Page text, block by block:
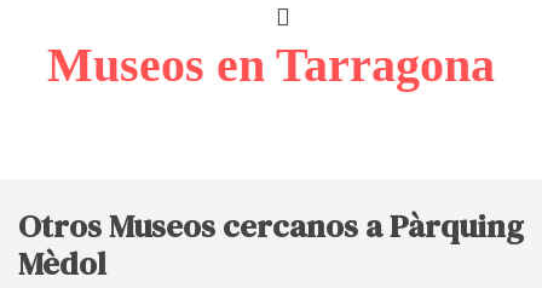
Museos en Tarragona
Otros Museos cercanos a Pàrquing
Mèdol